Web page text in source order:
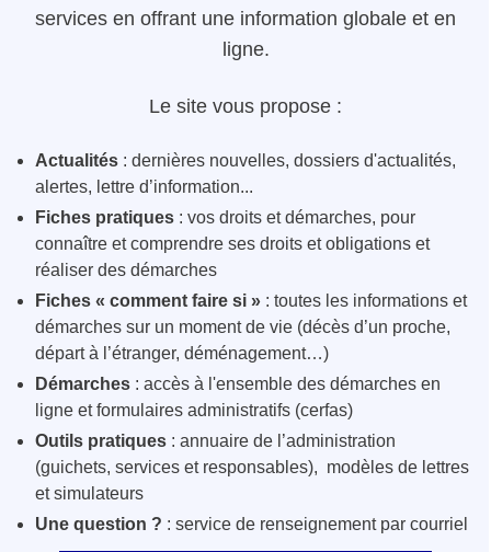
services en offrant une information globale et en
ligne.
Le site vous propose :
Actualités : dernières nouvelles, dossiers d'actualités,
alertes, lettre d’information...
Fiches pratiques : vos droits et démarches, pour
connaître et comprendre ses droits et obligations et
réaliser des démarches
Fiches « comment faire si » : toutes les informations et
démarches sur un moment de vie (décès d’un proche,
départ à l’étranger, déménagement…)
Démarches : accès à l'ensemble des démarches en
ligne et formulaires administratifs (cerfas)
Outils pratiques : annuaire de l’administration
(guichets, services et responsables), modèles de lettres
et simulateurs
Une question ? : service de renseignement par courriel